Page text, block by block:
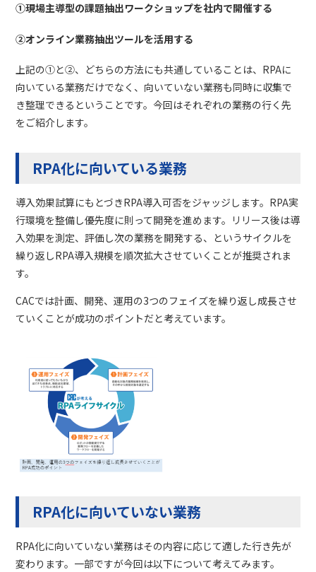
①現場主導型の課題抽出ワークショップを社内で開催する
②オンライン業務抽出ツールを活用する
上記の①と②、どちらの方法にも共通していることは、 RPAに
向いている業務だけでなく、向いていない業務も同時に収集で
き整理できるということです。今回はそれぞれの業務の行く先
をご紹介します。
RPA化に向いている業務
導入効果試算にもとづきRPA導入可否をジャッジします。 RPA実
行環境を整備し優先度に則って開発を進めます。リリース後は導
入効果を測定、評価し次の業務を開発する、というサイクルを
繰り返しRPA導入規模を順次拡大させていくことが推奨されま
す。
CACでは計画、開発、運用の3つのフェイズを繰り返し成長させ
ていくことが成功のポイントだと考えています。
RPA化に向いていない業務
RPA化に向いていない業務はその内容に応じて適した行き先が
変わります。一部ですが今回は以下について考えてみます。